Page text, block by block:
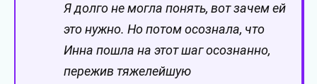
Я долго не могла понять, вот зачем ей
это нужно. Но потом осознала, что
Инна пошла на этот шаг осознанно,
пережив тяжелейшую